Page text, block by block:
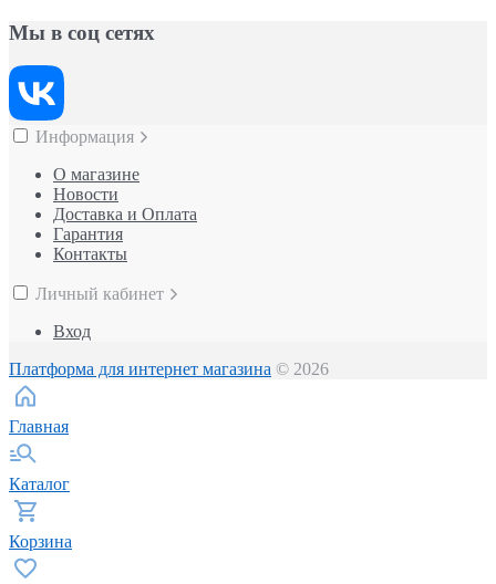
Мы в соц сетях
Информация
О магазине
Новости
Доставка и Оплата
Гарантия
Контакты
Личный кабинет
Вход
Платформа для интернет магазина © 2026
Главная
Каталог
Корзина